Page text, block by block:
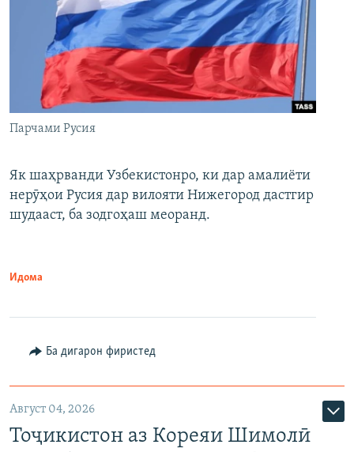
Парчами Русия
Як шаҳрванди Узбекистонро, ки дар амалиёти
нерӯҳои Русия дар вилояти Нижегород дастгир
шудааст, ба зодгоҳаш меоранд.
Идома
Ба дигарон фиристед
Август 04, 2026
Тоҷикистон аз Кореяи Шимолӣ